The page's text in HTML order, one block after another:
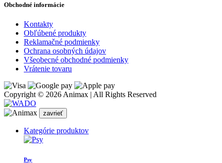
Obchodné informácie
Kontakty
Obľúbené produkty
Reklamačné podmienky
Ochrana osobných údajov
Všeobecné obchodné podmienky
Vrátenie tovaru
Copyright © 2026 Animax | All Rights Reserved
zavrieť
Kategórie produktov
Psy